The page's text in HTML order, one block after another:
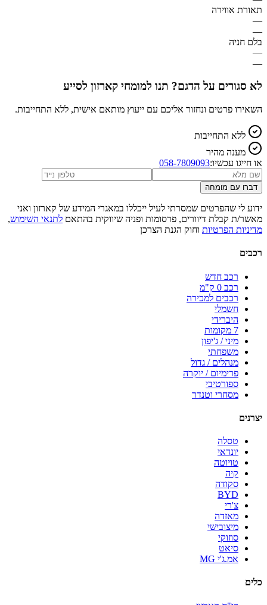
תאורת אווירה
—
—
בלם חניה
—
—
לא סגורים על הדגם? תנו למומחי קארזון לסייע
השאירו פרטים ונחזור אליכם עם ייעוץ מותאם אישית, ללא התחייבות.
ללא התחייבות
מענה מהיר
או חייגו עכשיו:058-7809093
דברו עם מומחה
ידוע לי שהפרטים שמסרתי לעיל ייכללו במאגרי המידע של קארזון ואני
מאשר/ת קבלת דיוורים, פרסומות ופניה שיווקית בהתאם לתנאי השימוש,
מדיניות הפרטיות וחוק הגנת הצרכן
רכבים
רכב חדש
רכב 0 ק"מ
רכבים למכירה
חשמלי
היברידי
7 מקומות
מיני / ג'יפון
משפחתי
מנהלים / גדול
פרימיום / יוקרה
ספורטיבי
מסחרי וטנדר
יצרנים
טסלה
יונדאי
טויוטה
קיה
סקודה
BYD
צ'רי
מאזדה
מיצובישי
סוזוקי
סיאט
אמ.ג'י MG
כלים